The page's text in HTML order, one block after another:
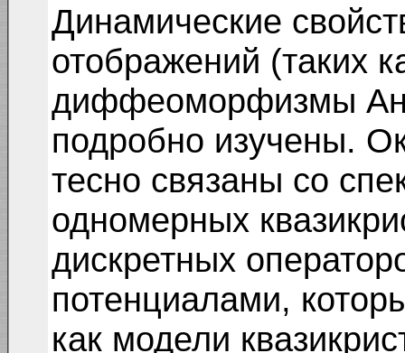
Динамические
отображений (таких
диффеоморфизмы
подробно изучены.
тесно связаны со
одномерных
дискретных
потенциалами,
как модели